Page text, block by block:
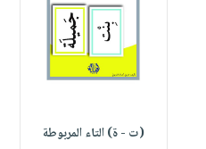
(ت - ة) التاء المربوطة